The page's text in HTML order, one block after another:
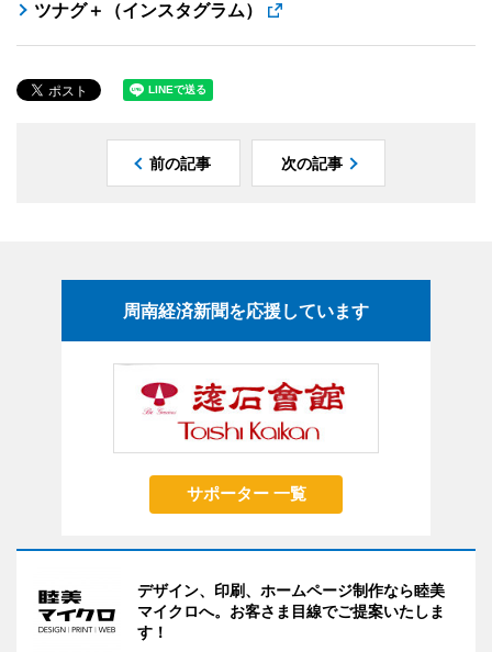
ツナグ＋（インスタグラム）
前の記事 次の記事
周南経済新聞を応援しています
サポーター 一覧
デザイン、印刷、ホームページ制作なら睦美
マイクロへ。お客さま目線でご提案いたしま
す！